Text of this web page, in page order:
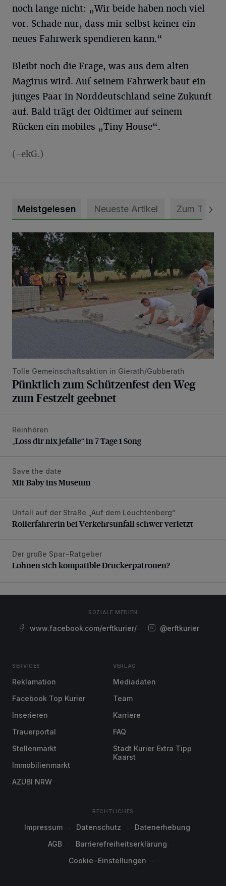
noch lange nicht: „Wir beide haben noch viel
vor. Schade nur, dass mir selbst keiner ein
neues Fahrwerk spendieren kann.“
Bleibt noch die Frage, was aus dem alten
Magirus wird. Auf seinem Fahrwerk baut ein
junges Paar in Norddeutschland seine Zukunft
auf. Bald trägt der Oldtimer auf seinem
Rücken ein mobiles „Tiny House“.
(-ekG.)
Meistgelesen Neueste Artikel Zum Thema
Pünktlich zum Schützenfest den Weg zum Festzelt
Tolle Gemeinschaftsaktion in Gierath/Gubberath
Pünktlich zum Schützenfest den Weg
zum Festzelt geebnet
„Loss dir nix jefalle“ in 7 Tage 1 Song
Reinhören
„Loss dir nix jefalle“ in 7 Tage 1 Song
Mit Baby ins Museum
Save the date
Mit Baby ins Museum
Rollerfahrerin bei Verkehrsunfall schwer verletzt
Unfall auf der Straße „Auf dem Leuchtenberg“
Rollerfahrerin bei Verkehrsunfall schwer verletzt
Lohnen sich kompatible Druckerpatronen?
Der große Spar-Ratgeber
Lohnen sich kompatible Druckerpatronen?
SOZIALE MEDIEN
www.facebook.com/erftkurier/ @erftkurier
SERVICES
Reklamation
Facebook Top Kurier
Inserieren
Trauerportal
Stellenmarkt
Immobilienmarkt
AZUBI NRW
VERLAG
Mediadaten
Team
Karriere
FAQ
Stadt Kurier Extra Tipp
Kaarst
RECHTLICHES
Impressum Datenschutz
Datenerhebung
AGB
Barrierefreiheitserklärung
Cookie-Einstellungen